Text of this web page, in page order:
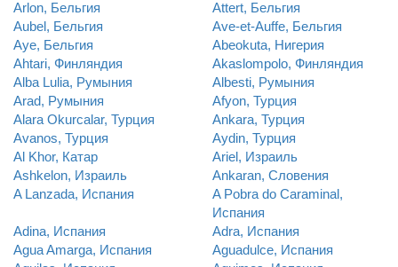
Arlon, Бельгия
Attert, Бельгия
Aubel, Бельгия
Ave-et-Auffe, Бельгия
Aye, Бельгия
Abeokuta, Нигерия
Ahtari, Финляндия
Akaslompolo, Финляндия
Alba Lulia, Румыния
Albesti, Румыния
Arad, Румыния
Afyon, Турция
Alara Okurcalar, Турция
Ankara, Турция
Avanos, Турция
Aydin, Турция
Al Khor, Катар
Ariel, Израиль
Ashkelon, Израиль
Ankaran, Словения
A Lanzada, Испания
A Pobra do Caraminal,
Испания
Adina, Испания
Adra, Испания
Agua Amarga, Испания
Aguadulce, Испания